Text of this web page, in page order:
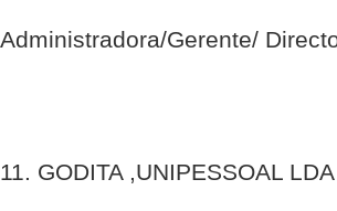
Administradora/Gerente/
11. GODITA ,UNIPESSOAL LDA